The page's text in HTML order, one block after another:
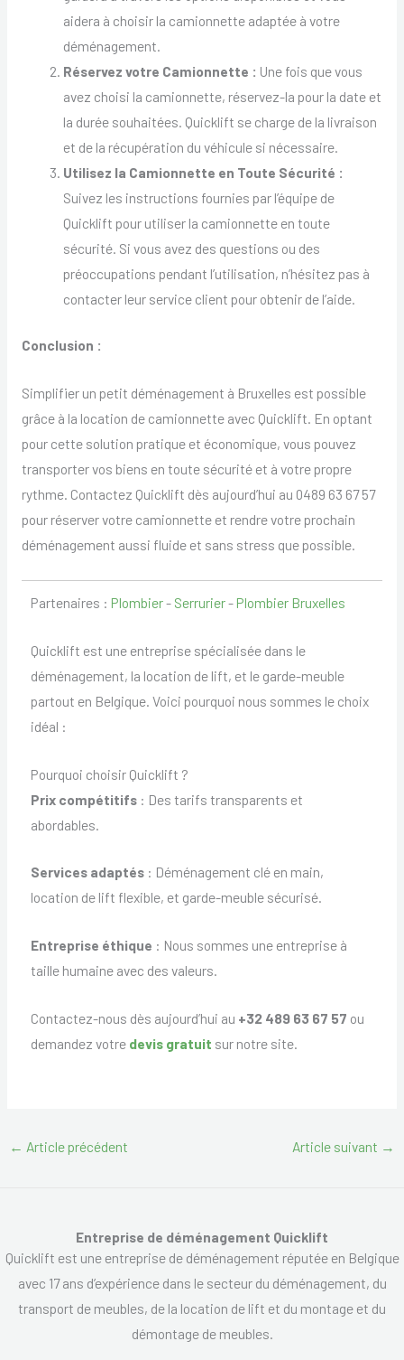
aidera à choisir la camionnette adaptée à votre
déménagement.
Réservez votre Camionnette : Une fois que vous
avez choisi la camionnette, réservez-la pour la date et
la durée souhaitées. Quicklift se charge de la livraison
et de la récupération du véhicule si nécessaire.
Utilisez la Camionnette en Toute Sécurité :
Suivez les instructions fournies par l’équipe de
Quicklift pour utiliser la camionnette en toute
sécurité. Si vous avez des questions ou des
préoccupations pendant l’utilisation, n’hésitez pas à
contacter leur service client pour obtenir de l’aide.
Conclusion :
Simplifier un petit déménagement à Bruxelles est possible
grâce à la location de camionnette avec Quicklift. En optant
pour cette solution pratique et économique, vous pouvez
transporter vos biens en toute sécurité et à votre propre
rythme. Contactez Quicklift dès aujourd’hui au 0489 63 67 57
pour réserver votre camionnette et rendre votre prochain
déménagement aussi fluide et sans stress que possible.
Partenaires : Plombier- Serrurier- Plombier Bruxelles
Quicklift est une entreprise spécialisée dans le
déménagement, la location de lift, et le garde-meuble
partout en Belgique. Voici pourquoi nous sommes le choix
idéal :
Pourquoi choisir Quicklift ?
Prix compétitifs: Des tarifs transparents et
abordables.
Services adaptés: Déménagement clé en main,
location de lift flexible, et garde-meuble sécurisé.
Entreprise éthique : Nous sommes une entreprise à
taille humaine avec des valeurs.
Contactez-nous dès aujourd’hui au +32 489 63 67 57 ou
demandez votre devis gratuit sur notre site.
← Article précédent Article suivant →
Entreprise de déménagement Quicklift
Quicklift est une entreprise de déménagement réputée en Belgique
avec 17 ans d’expérience dans le secteur du déménagement, du
transport de meubles, de la location de lift et du montage et du
démontage de meubles.